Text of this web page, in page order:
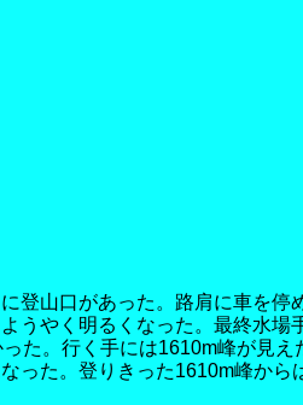
登山口があった。路肩に車を停
やく明るくなった。最終水場
た。行く手には1610m峰が見
た。登りきった1610m峰から